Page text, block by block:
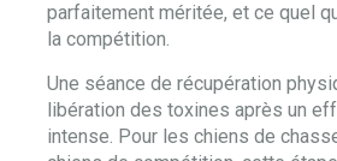
parfaitement méritée, et ce quel
la compétition.
Une séance de récupération
libération des toxines après un
intense. Pour les chiens de